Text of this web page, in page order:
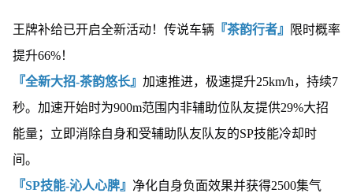
王牌补给已开启全新活动！传说车辆 『茶韵行者』
限时概率
提升66%！
『全新大招-茶韵悠长』 加速推进，极速提升25km/h，持续7
秒。加速开始时为900m范围内非辅助位队友提供29%大招
能量；立即消除自身和受辅助队友队友的SP技能冷却时
间。
『SP技能-沁人心脾』 净化自身负面效果并获得2500集气